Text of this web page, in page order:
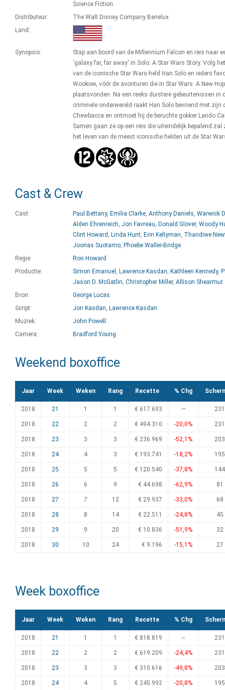
Science Fiction
Distributeur:
The Walt Disney Company Benelux
Land:
Synopsis:
Stap aan boord van de Millennium Falcon en reis naar
'galaxy far, far away' in Solo: A Star Wars Story. Volg
van de iconische Star Wars-held Han Solo en ieders
Wookiee, vóór de avonturen die in Star Wars: A New
plaatsvonden. Na een reeks duistere gebeurtenissen in
criminele onderwereld raakt Han Solo bevriend met zijn
Chewbacca en ontmoet hij de beruchte gokker Lando
Samen gaan ze op een reis die uiteindelijk bepalend zal
het leven van de meest iconische helden uit de Star
Cast & Crew
Cast: Paul Bettany, Emilia Clarke, Anthony Daniels, Warwick
Alden Ehrenreich, Jon Favreau, Donald Glover, Woody
Clint Howard , Linda Hunt, Erin Kellyman, Thandiwe
Joonas Suotamo, Phoebe Waller-Bridge
Regie:
Ron Howard
Productie:
Simon Emanuel , Lawrence Kasdan, Kathleen Kennedy,
Jason D. McGatlin, Christopher Miller, Allison Shearmur
Bron:
George Lucas
Script:
Jon Kasdan, Lawrence Kasdan
Muziek:
John Powell
Camera:
Bradford Young
Weekend boxoffice
Jaar Week Weken Rang Recette % Chg
2018 21 1 1 € 617.693 — 231
2018 22 2 2 € 494.310 -20,0% 231
2018 23 3 3 € 236.969 -52,1% 203
2018 24 4 3 € 193.741 -18,2% 195
2018 25 5 5 € 120.540 -37,8% 144
2018 26 6 9 € 44.698 -62,9% 81
2018 27 7 12 € 29.937 -33,0% 68
2018 28 8 14 € 22.511 -24,8% 45
2018 29 9 20 € 10.836 -51,9% 32
2018 30 10 24 € 9.196 -15,1% 27
Week boxoffice
Jaar Week Weken Rang Recette % Chg
2018 21 1 1 € 818.819 -- 231
2018 22 2 2 € 619.209 -24,4% 231
2018 23 3 3 € 310.616 -49,8% 203
2018 24 4 5 € 245.992 -20,8% 195